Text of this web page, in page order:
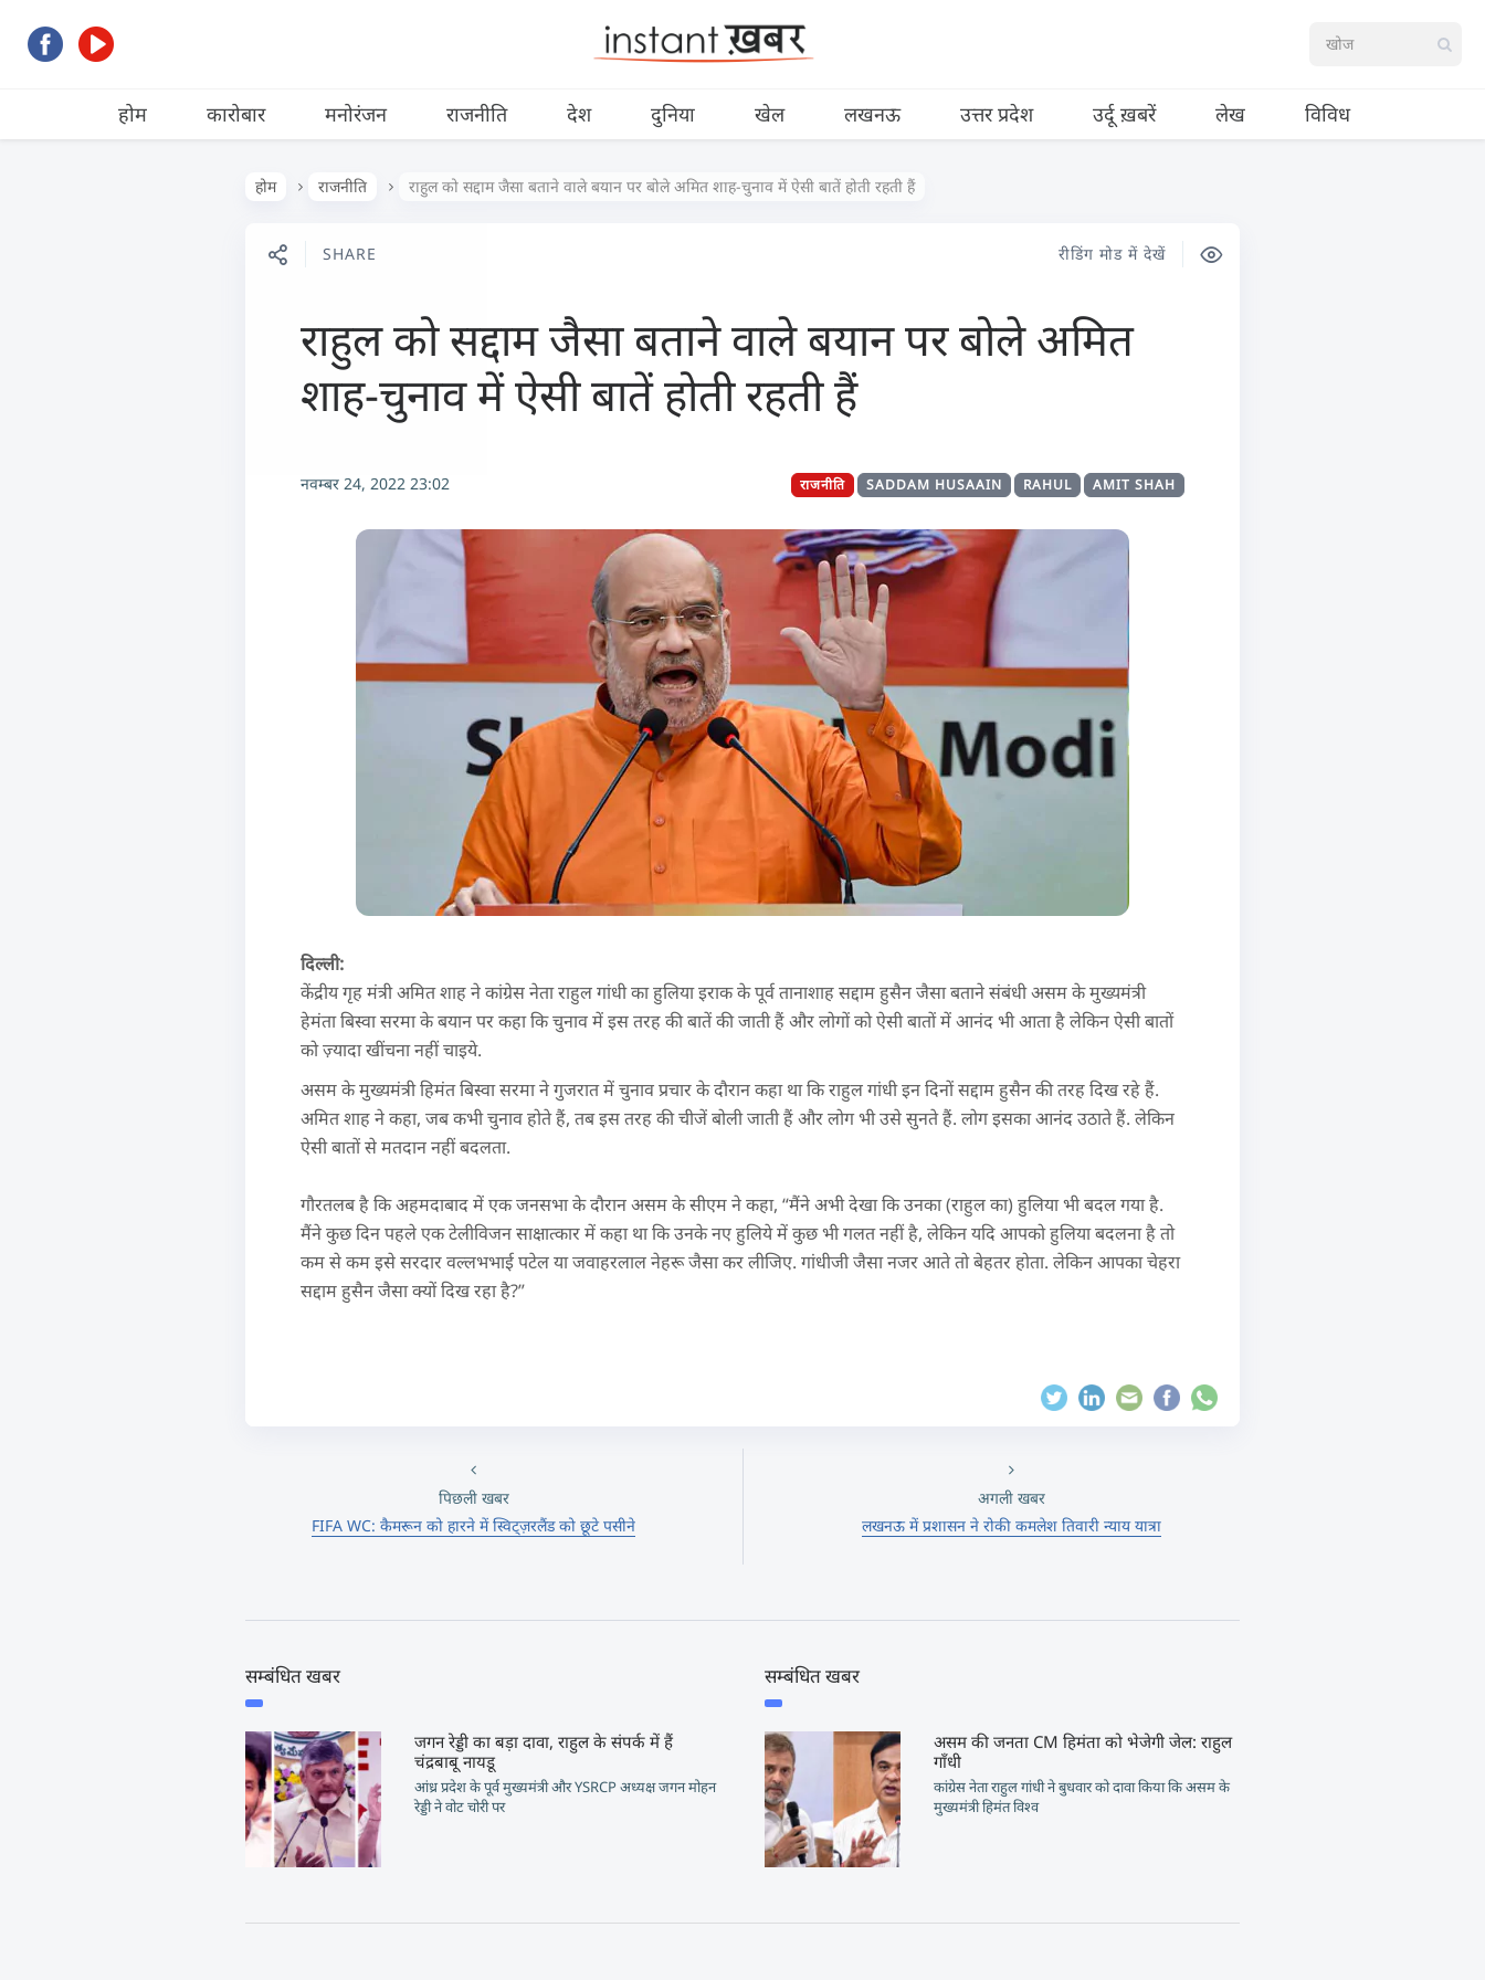
होम कारोबार मनोरंजन राजनीति देश दुनिया खेल लखनऊ उत्तर प्रदेश उर्दू ख़बरें लेख विविध
होम राजनीति राहुल को सद्दाम जैसा बताने वाले बयान पर बोले अमित शाह-चुनाव में ऐसी बातें होती रहती हैं
SHARE रीडिंग मोड में देखें
राहुल को सद्दाम जैसा बताने वाले बयान पर बोले अमित
शाह-चुनाव में ऐसी बातें होती रहती हैं
नवम्बर 24, 2022 23:02 AMIT SHAH
RAHUL
SADDAM HUSAAIN
राजनीति
दिल्ली:
केंद्रीय गृह मंत्री अमित शाह ने कांग्रेस नेता राहुल गांधी का हुलिया इराक के पूर्व तानाशाह सद्दाम हुसैन जैसा बताने संबंधी असम के मुख्यमंत्री
हेमंता बिस्वा सरमा के बयान पर कहा कि चुनाव में इस तरह की बातें की जाती हैं और लोगों को ऐसी बातों में आनंद भी आता है लेकिन ऐसी बातों
को ज़्यादा खींचना नहीं चाइये.
असम के मुख्यमंत्री हिमंत बिस्वा सरमा ने गुजरात में चुनाव प्रचार के दौरान कहा था कि राहुल गांधी इन दिनों सद्दाम हुसैन की तरह दिख रहे हैं.
अमित शाह ने कहा, जब कभी चुनाव होते हैं, तब इस तरह की चीजें बोली जाती हैं और लोग भी उसे सुनते हैं. लोग इसका आनंद उठाते हैं. लेकिन
ऐसी बातों से मतदान नहीं बदलता.
गौरतलब है कि अहमदाबाद में एक जनसभा के दौरान असम के सीएम ने कहा, “मैंने अभी देखा कि उनका (राहुल का) हुलिया भी बदल गया है.
मैंने कुछ दिन पहले एक टेलीविजन साक्षात्कार में कहा था कि उनके नए हुलिये में कुछ भी गलत नहीं है, लेकिन यदि आपको हुलिया बदलना है तो
कम से कम इसे सरदार वल्लभभाई पटेल या जवाहरलाल नेहरू जैसा कर लीजिए. गांधीजी जैसा नजर आते तो बेहतर होता. लेकिन आपका चेहरा
सद्दाम हुसैन जैसा क्यों दिख रहा है?”
पिछली खबर
FIFA WC: कैमरून को हारने में स्विट्ज़रलैंड को छूटे पसीने
अगली खबर
लखनऊ में प्रशासन ने रोकी कमलेश तिवारी न्याय यात्रा
सम्बंधित खबर
जगन रेड्डी का बड़ा दावा, राहुल के संपर्क में हैं
चंद्रबाबू नायडू
आंध्र प्रदेश के पूर्व मुख्यमंत्री और YSRCP अध्यक्ष जगन मोहन
रेड्डी ने वोट चोरी पर
सम्बंधित खबर
असम की जनता CM हिमंता को भेजेगी जेल: राहुल
गाँधी
कांग्रेस नेता राहुल गांधी ने बुधवार को दावा किया कि असम के
मुख्यमंत्री हिमंत विश्व